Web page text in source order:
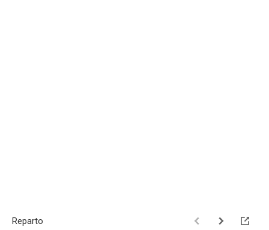
Reparto